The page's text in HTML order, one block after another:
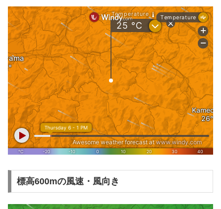
標高600mの風速・風向き